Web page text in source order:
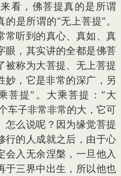
，佛菩提真的是所谓
是所谓的“无上菩提”。
常听到的真心、真如、真
眼，其实讲的全都是佛菩
被称为大菩提、无上菩提
妙，它是非常的深广，另
菩提”。大乘菩提：“大
车子非常非常的大，它可
怎么说呢？因为缘觉菩提
行的人成就之后，由于心
会入无余涅槃，一旦他入
于三界中出生，所以他也